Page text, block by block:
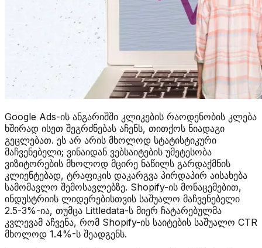
Google Ads-ის ანგარიშში კლიკების რაოდენობის კლება
ხშირად ისეთ შეგრძნებას აჩენს, თითქოს ნიადაგი
გეცლებათ. ეს არ არის მხოლოდ სტატისტიკური
მაჩვენებელი; ვინაიდან ვებსაიტების უმეტესობა
ვიზიტორების მხოლოდ მცირე ნაწილს გარდაქმნის
კლიენტებად, ტრაფიკის დაკარგვა პირდაპირ აისახება
სამომავლო შემოსავლებზე. Shopify-ის მონაცემებით,
ინდუსტრიის ლიდერებისთვის საშუალო მაჩვენებელი
2.5-3%-ია, თუმცა Littledata-ს მიერ ჩატარებულმა
კვლევამ აჩვენა, რომ Shopify-ის საიტების საშუალო CTR
მხოლოდ 1.4%-ს შეადგენს.